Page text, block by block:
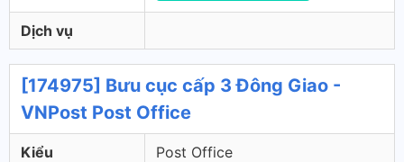
Dịch vụ
[174975] Bưu cục cấp 3 Đông Giao -
VNPost Post Office
Kiểu Post Office